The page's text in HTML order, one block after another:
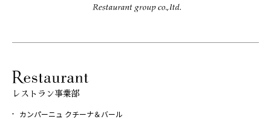
レストラン事業部
カンパーニュ クチーナ＆バール